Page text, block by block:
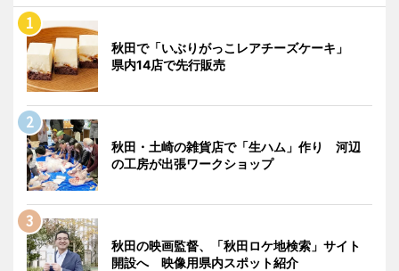
秋田で「いぶりがっこレアチーズケーキ」
県内14店で先行販売
秋田・土崎の雑貨店で「生ハム」作り 河辺
の工房が出張ワークショップ
秋田の映画監督、「秋田ロケ地検索」サイト
開設へ 映像用県内スポット紹介